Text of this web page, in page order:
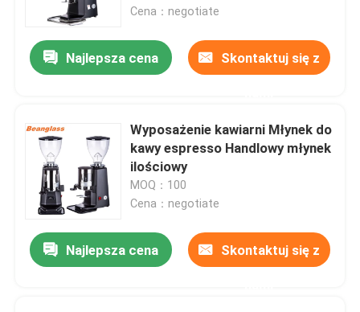
Cena：negotiate
Najlepsza cena Skontaktuj się z
Wyposażenie kawiarni Młynek do
kawy espresso Handlowy młynek
ilościowy
MOQ：100
Cena：negotiate
Najlepsza cena Skontaktuj się z